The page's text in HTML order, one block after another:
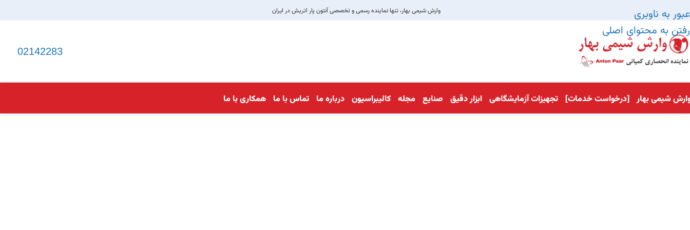
عبور به ناوبری
رفتن به محتوای اصلی
وارش شیمی بهار، تنها نماینده رسمی و تخصصی آنتون پار اتریش در ایران
02142283
شیمی بهار [درخواست خدمات] تجهیزات آزمایشگاهی ابزار دقیق صنایع مجله کالیبراسیون درباره ما تماس با ما همکاری با ما